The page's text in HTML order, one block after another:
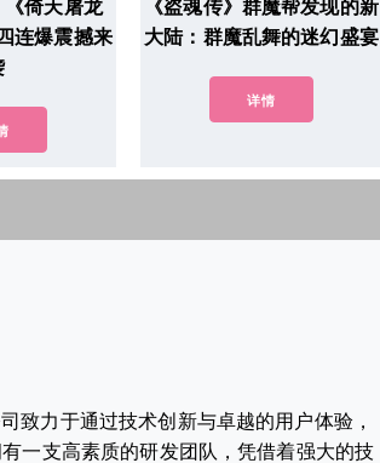
倚天屠龙
连爆震撼来
《盗魂传》群魔帮发现的新
大陆：群魔乱舞的迷幻盛宴
详情
致力于通过技术创新与卓越的用户体验，
一支高素质的研发团队，凭借着强大的技